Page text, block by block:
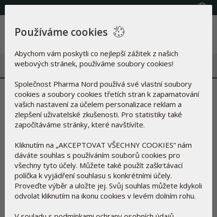
(+420) 800 100 622
Menu
Tento vitamin D byl vědci
vybrán pro významnou studii
Používáme cookies
Abychom vám poskytli co nejlepší zážitek z našich
webových stránek, používáme soubory cookies!
Společnost Pharma Nord používá své vlastní soubory
cookies a soubory cookies třetích stran k zapamatování
vašich nastavení za účelem personalizace reklam a
zlepšení uživatelské zkušenosti. Pro statistiky také
započítáváme stránky, které navštívíte.
Kliknutím na „AKCEPTOVAT VŠECHNY COOKIES“ nám
dáváte souhlas s používáním souborů cookies pro
všechny tyto účely. Můžete také použít zaškrtávací
políčka k vyjádření souhlasu s konkrétními účely.
Proveďte výběr a uložte jej. Svůj souhlas můžete kdykoli
odvolat kliknutím na ikonu cookies v levém dolním rohu.